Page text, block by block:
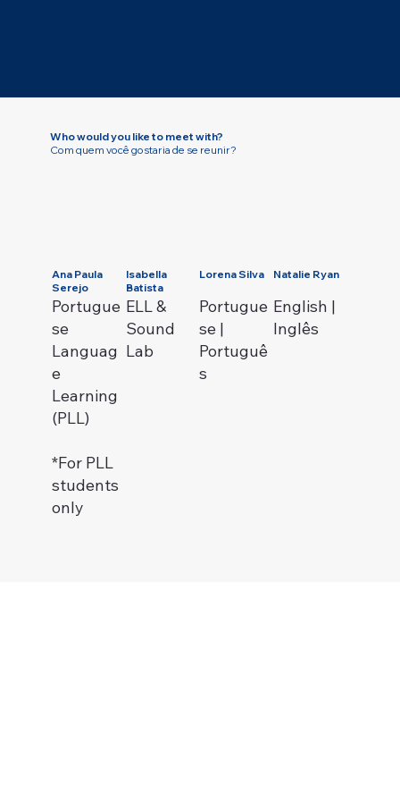
Ana Paula
Serejo
Portugue
se
Languag
e
Learning
(PLL)
*For PLL
students
only
Isabella
Batista
ELL &
Sound
Lab
Lorena Silva
Portugue
se |
Portuguê
s
Natalie Ryan
English |
Inglês
Who would you like to meet with?
Com quem você gostaria de se reunir?